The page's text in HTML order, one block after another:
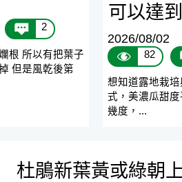
2
根 所以有把葉子
但是風乾後第
可以達
2026/08/02
82
想知道露地栽
式，美濃瓜甜
幾度，...
杜鵑新葉黃或綠朝